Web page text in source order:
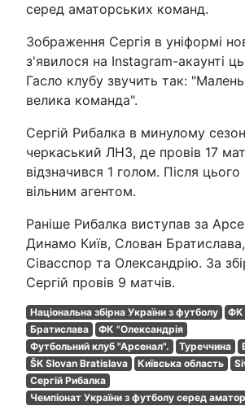
серед аматорських команд.
Зображення Сергія в уніформі
з'явилося на Instagram-акаунті
Гасло клубу звучить так:
велика команда".
Сергій Рибалка в минулому
черкаський ЛНЗ, де провів 17
відзначився 1 голом. Після цього
вільним агентом.
Раніше Рибалка виступав за
Динамо Київ, Слован
Сівасспор та Олександрію. За
Сергій провів 9 матчів.
Національна збірна України з футболу
ФК
Братислава
ФК "Олександрія
Футбольний клуб "Арсенал".
Туреччина
ŠK Slovan Bratislava
Київська область
Сергій Рибалка
Чемпіонат України з футболу серед